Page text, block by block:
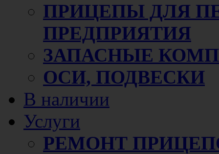
ПРИЦЕПЫ ДЛЯ
ПРЕДПРИЯТИЯ
ЗАПАСНЫЕ
ОСИ, ПОДВЕСКИ
В наличии
Услуги
РЕМОНТ